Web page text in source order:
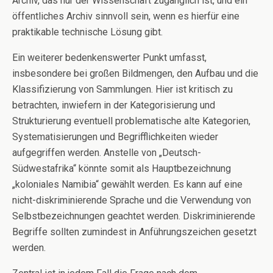
öffentliches Archiv sinnvoll sein, wenn es hierfür eine
praktikable technische Lösung gibt.
Ein weiterer bedenkenswerter Punkt umfasst,
insbesondere bei großen Bildmengen, den Aufbau und die
Klassifizierung von Sammlungen. Hier ist kritisch zu
betrachten, inwiefern in der Kategorisierung und
Strukturierung eventuell problematische alte Kategorien,
Systematisierungen und Begrifflichkeiten wieder
aufgegriffen werden. Anstelle von „Deutsch-
Südwestafrika“ könnte somit als Hauptbezeichnung
„koloniales Namibia“ gewählt werden. Es kann auf eine
nicht-diskriminierende Sprache und die Verwendung von
Selbstbezeichnungen geachtet werden. Diskriminierende
Begriffe sollten zumindest in Anführungszeichen gesetzt
werden.